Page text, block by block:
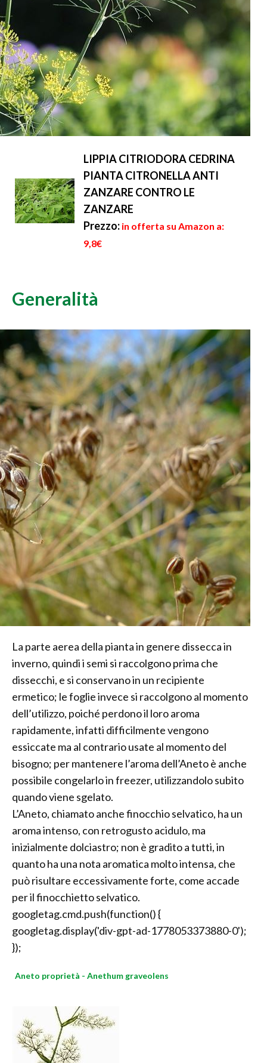
LIPPIA CITRIODORA CEDRINA
PIANTA CITRONELLA ANTI
ZANZARE CONTRO LE
ZANZARE
Prezzo: in offerta su Amazon a:
9,8€
Generalità
La parte aerea della pianta in genere dissecca in
inverno, quindi i semi si raccolgono prima che
dissecchi, e si conservano in un recipiente
ermetico; le foglie invece si raccolgono al momento
dell’utilizzo, poiché perdono il loro aroma
rapidamente, infatti difficilmente vengono
essiccate ma al contrario usate al momento del
bisogno; per mantenere l’aroma dell’Aneto è anche
possibile congelarlo in freezer, utilizzandolo subito
quando viene sgelato.
L’Aneto, chiamato anche finocchio selvatico, ha un
aroma intenso, con retrogusto acidulo, ma
inizialmente dolciastro; non è gradito a tutti, in
quanto ha una nota aromatica molto intensa, che
può risultare eccessivamente forte, come accade
per il finocchietto selvatico.
googletag.cmd.push(function() {
googletag.display('div-gpt-ad-1778053373880-0');
});
Aneto proprietà - Anethum graveolens